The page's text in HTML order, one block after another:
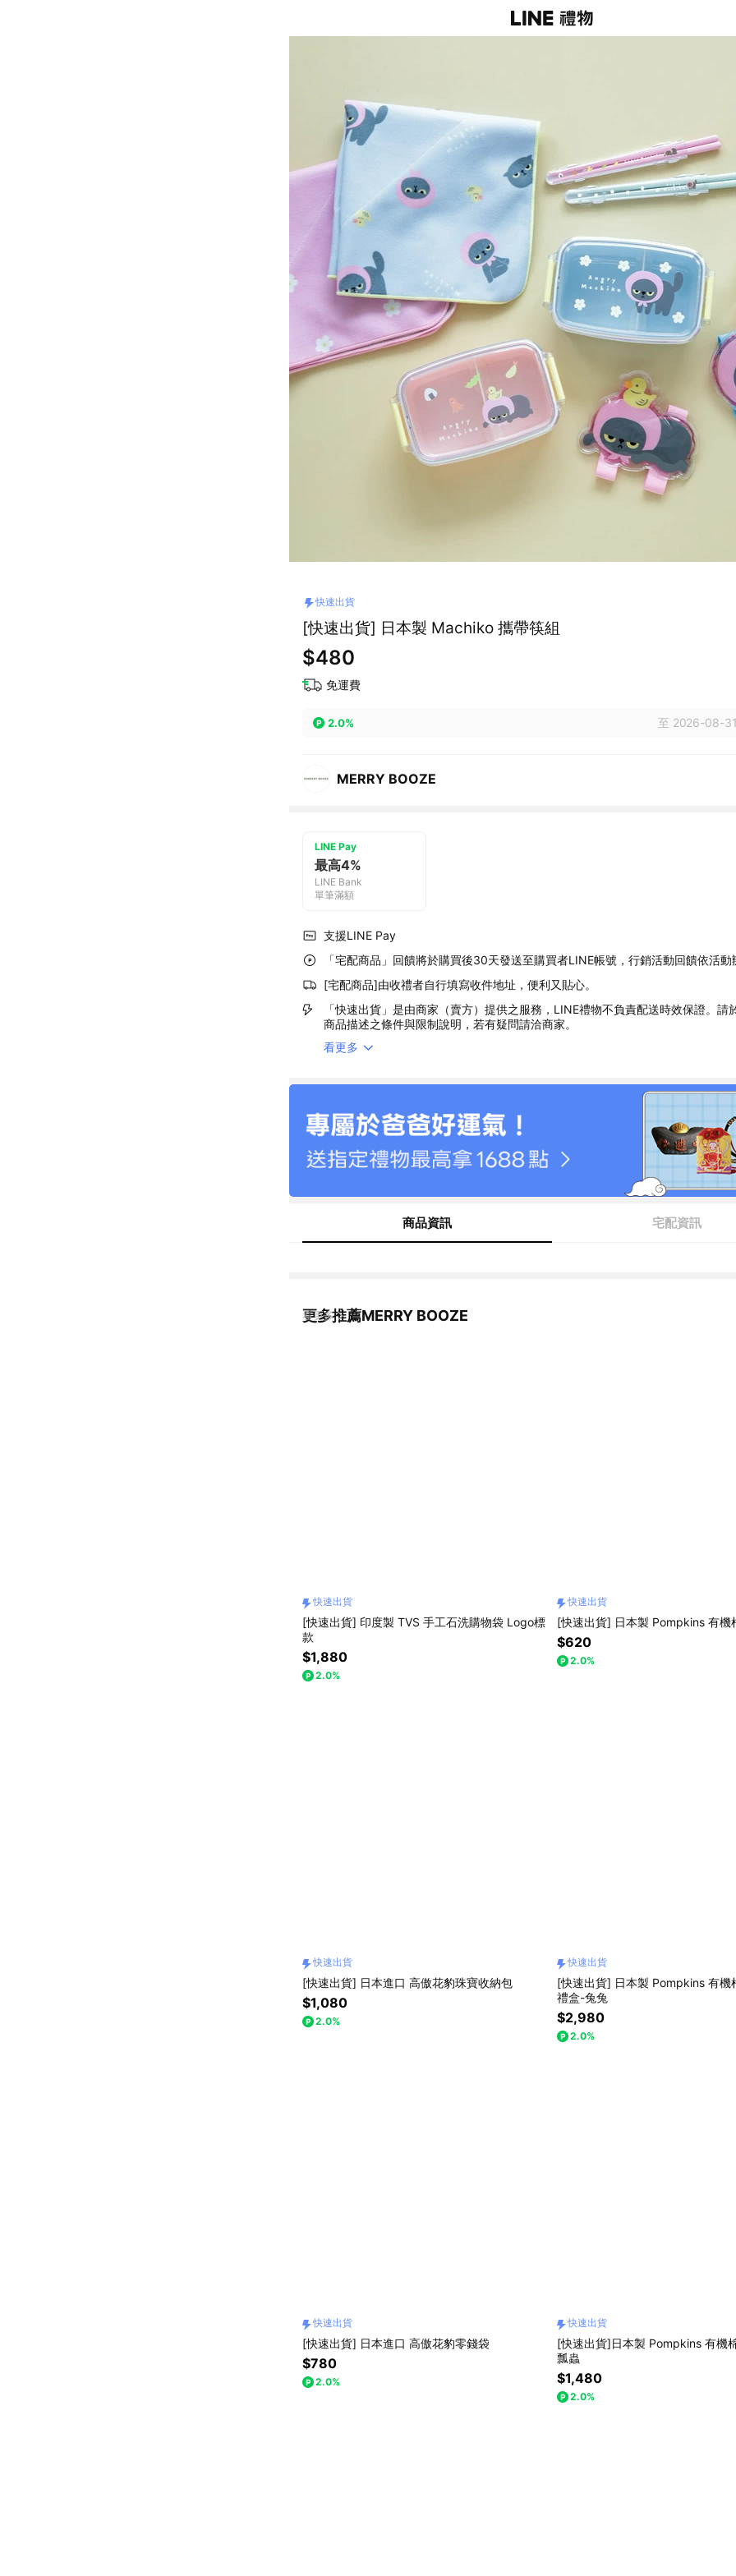
快速出貨
[快速出貨] 日本製 Machiko 攜帶筷組
$480
免運費
2.0% 至 2026-08-
MERRY BOOZE
LINE Pay
最高4%
LINE Bank
單筆滿額
支援LINE Pay
「宅配商品」回饋將於購買後30天發送至購買者LINE帳號，行銷活動回饋依活動
[宅配商品]由收禮者自行填寫收件地址，便利又貼心。
「快速出貨」是由商家（賣方）提供之服務，LINE禮物不負責配送時效保證。請
商品描述之條件與限制說明，若有疑問請洽商家。
看更多
商品資訊 宅配資訊
更多推薦MERRY BOOZE
看更多
快速出貨
[快速出貨] 印度製 TVS 手工石洗購物袋 Logo標
款
$1,880
2.0%
快速出貨
[快速出貨] 日本製 Pompkins 有機
$620
2.0%
快速出貨
[快速出貨] 日本進口 高傲花豹珠寶收納包
$1,080
2.0%
快速出貨
[快速出貨] 日本製 Pompkins 有機
禮盒-兔兔
$2,980
2.0%
快速出貨
[快速出貨] 日本進口 高傲花豹零錢袋
$780
2.0%
快速出貨
[快速出貨]日本製 Pompkins 有機
瓢蟲
$1,480
2.0%